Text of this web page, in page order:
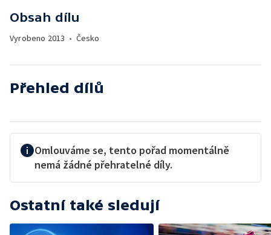
Obsah dílu
Vyrobeno 2013 • Česko
Přehled dílů
Omlouváme se, tento pořad momentálně
nemá žádné přehratelné díly.
Ostatní také sledují